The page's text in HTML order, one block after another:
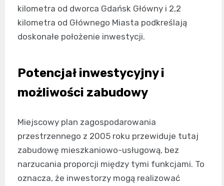
kilometra od dworca Gdańsk Główny i 2,2
kilometra od Głównego Miasta podkreślają
doskonałe położenie inwestycji.
Potencjał inwestycyjny i
możliwości zabudowy
Miejscowy plan zagospodarowania
przestrzennego z 2005 roku przewiduje tutaj
zabudowę mieszkaniowo-usługową, bez
narzucania proporcji między tymi funkcjami. To
oznacza, że inwestorzy mogą realizować